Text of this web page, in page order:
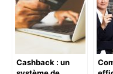
Cashback : un